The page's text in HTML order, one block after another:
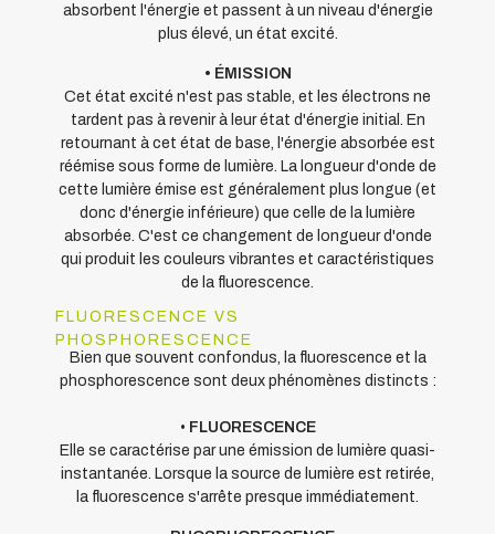
absorbent l'énergie et passent à un niveau d'énergie
plus élevé, un état excité.
• ÉMISSION
Cet état excité n'est pas stable, et les électrons ne
tardent pas à revenir à leur état d'énergie initial. En
retournant à cet état de base, l'énergie absorbée est
réémise sous forme de lumière. La longueur d'onde de
cette lumière émise est généralement plus longue (et
donc d'énergie inférieure) que celle de la lumière
absorbée. C'est ce changement de longueur d'onde
qui produit les couleurs vibrantes et caractéristiques
de la fluorescence.
FLUORESCENCE VS
PHOSPHORESCENCE
Bien que souvent confondus, la fluorescence et la
phosphorescence sont deux phénomènes distincts :
• FLUORESCENCE
Elle se caractérise par une émission de lumière quasi-
instantanée. Lorsque la source de lumière est retirée,
la fluorescence s'arrête presque immédiatement.